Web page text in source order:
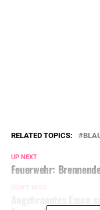
RELATED TOPICS:
UP NEXT
Feuerwehr:
DON'T MISS